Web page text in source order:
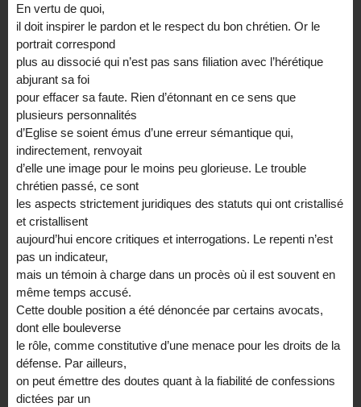
En vertu de quoi,
il doit inspirer le pardon et le respect du bon chrétien. Or le
portrait correspond
plus au dissocié qui n’est pas sans filiation avec l’hérétique
abjurant sa foi
pour effacer sa faute. Rien d’étonnant en ce sens que
plusieurs personnalités
d’Eglise se soient émus d’une erreur sémantique qui,
indirectement, renvoyait
d’elle une image pour le moins peu glorieuse. Le trouble
chrétien passé, ce sont
les aspects strictement juridiques des statuts qui ont cristallisé
et cristallisent
aujourd’hui encore critiques et interrogations. Le repenti n’est
pas un indicateur,
mais un témoin à charge dans un procès où il est souvent en
même temps accusé.
Cette double position a été dénoncée par certains avocats,
dont elle bouleverse
le rôle, comme constitutive d’une menace pour les droits de la
défense. Par ailleurs,
on peut émettre des doutes quant à la fiabilité de confessions
dictées par un